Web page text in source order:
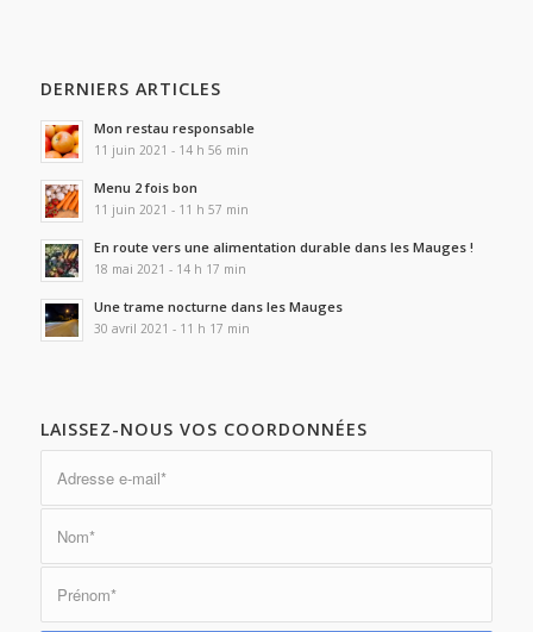
DERNIERS ARTICLES
Mon restau responsable
11 juin 2021 - 14 h 56 min
Menu 2 fois bon
11 juin 2021 - 11 h 57 min
En route vers une alimentation durable dans les Mauges !
18 mai 2021 - 14 h 17 min
Une trame nocturne dans les Mauges
30 avril 2021 - 11 h 17 min
LAISSEZ-NOUS VOS COORDONNÉES